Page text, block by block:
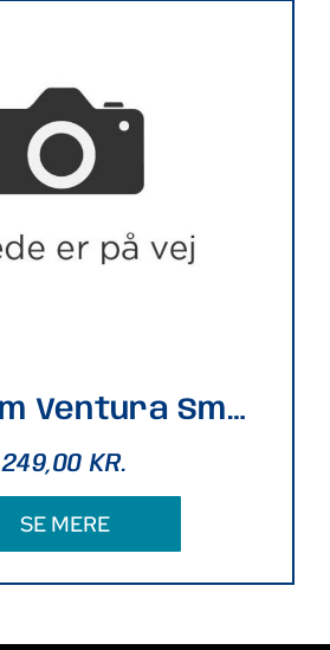
Velodrom Ventura Smoke
249,00KR.
SE MERE